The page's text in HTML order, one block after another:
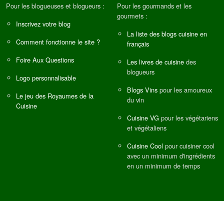
Pour les blogueuses et blogueurs :
Inscrivez votre blog
Comment fonctionne le site ?
Foire Aux Questions
Logo personnalisable
Le jeu des Royaumes de la
Cuisine
Pour les gourmands et les
gourmets :
La liste des blogs cuisine en
français
Les livres de cuisine des
blogueurs
Blogs Vins pour les amoureux
du vin
Cuisine VG pour les végétariens
et végétaliens
Cuisine Cool pour cuisiner cool
avec un minimum d'ingrédients
en un minimum de temps